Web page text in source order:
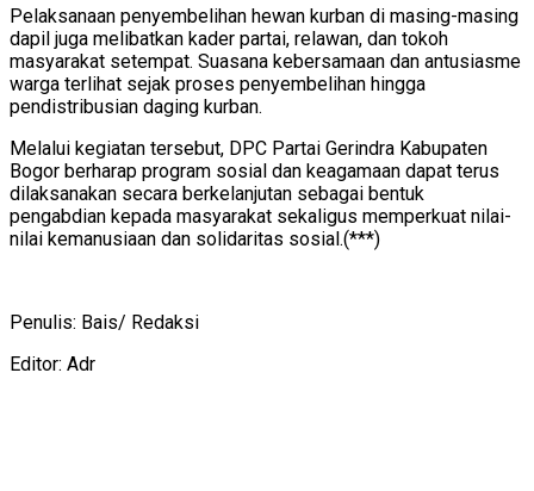
Pelaksanaan penyembelihan hewan kurban di masing-masing
dapil juga melibatkan kader partai, relawan, dan tokoh
masyarakat setempat. Suasana kebersamaan dan antusiasme
warga terlihat sejak proses penyembelihan hingga
pendistribusian daging kurban.
Melalui kegiatan tersebut, DPC Partai Gerindra Kabupaten
Bogor berharap program sosial dan keagamaan dapat terus
dilaksanakan secara berkelanjutan sebagai bentuk
pengabdian kepada masyarakat sekaligus memperkuat nilai-
nilai kemanusiaan dan solidaritas sosial.(***)
Penulis: Bais/ Redaksi
Editor: Adr